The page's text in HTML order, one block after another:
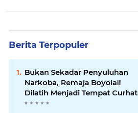
Berita Terpopuler
Bukan Sekadar Penyuluhan
Narkoba, Remaja Boyolali
Dilatih Menjadi Tempat Curhat
yang Aman bagi Temannya